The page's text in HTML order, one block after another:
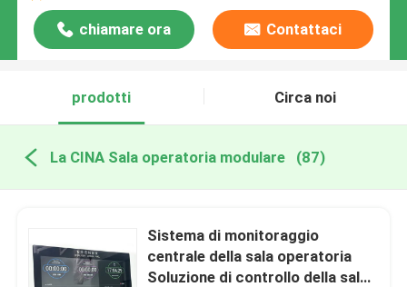
chiamare ora Contattaci
prodotti Circa noi
La CINA Sala operatoria modulare (87)
Sistema di monitoraggio
centrale della sala operatoria
Soluzione di controllo della sala